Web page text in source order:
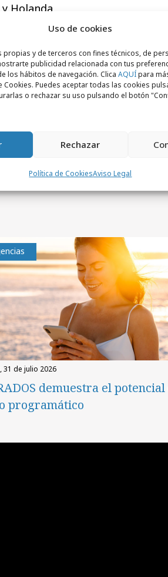
Uso de cookies
propias y de terceros con fines técnicos, de
publicidad relacionada con tus
los hábitos de navegación. Clica AQUÍpara
Cookies. Puedes aceptar todas las cookies
o rechazar su uso pulsando el botón
Rechazar
Política de CookiesAviso Legal
Holanda.
31 de julio 2026
demuestra el
programático